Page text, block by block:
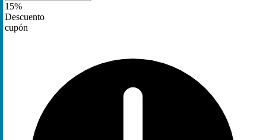
15%
Descuento
cupón